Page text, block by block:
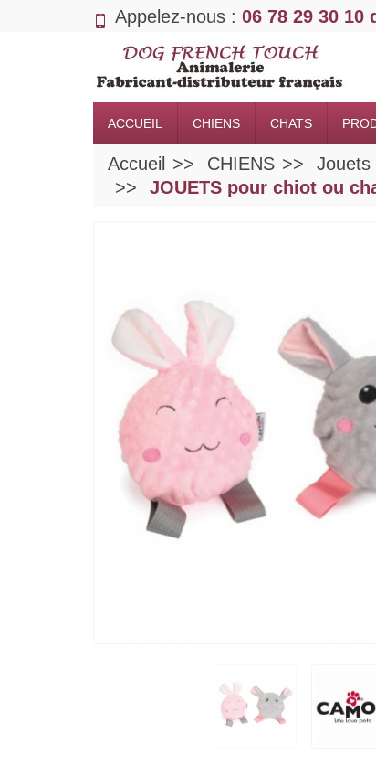
Appelez-nous : 06 78 29 30 10
ACCUEIL CHIENS CHATS
Accueil CHIENS Jouets
JOUETS pour chiot ou